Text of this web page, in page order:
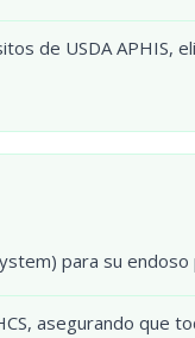
de USDA APHIS,
para su endoso
asegurando que